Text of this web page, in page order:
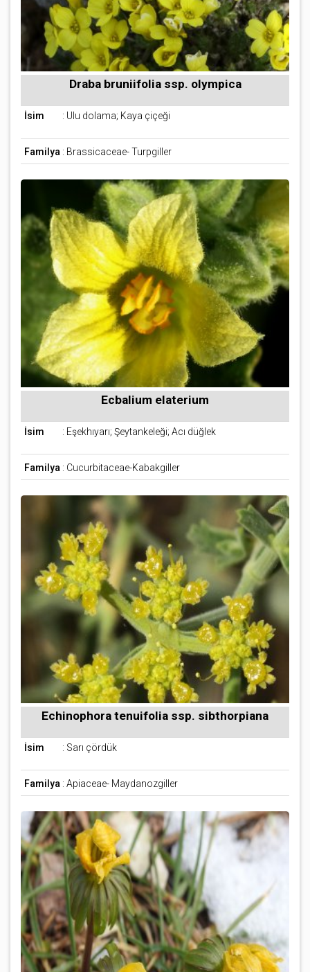
Draba bruniifolia ssp. olympica
İsim : Ulu dolama; Kaya çiçeği
Familya : Brassicaceae- Turpgiller
Ecbalium elaterium
İsim : Eşekhıyarı; Şeytankeleği; Acı düğlek
Familya : Cucurbitaceae-Kabakgiller
Echinophora tenuifolia ssp. sibthorpiana
İsim : Sarı çördük
Familya : Apiaceae- Maydanozgiller